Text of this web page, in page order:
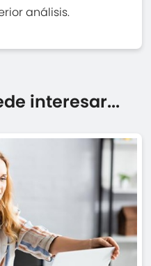
análisis.
interesar...